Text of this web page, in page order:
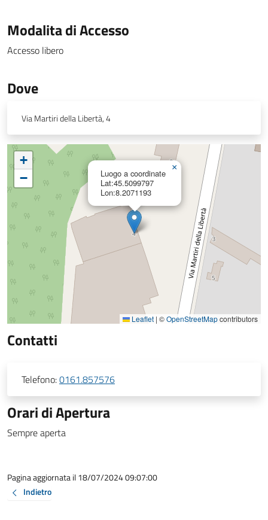
Modalita di Accesso
Accesso libero
Dove
Via Martiri della Libertà, 4
Luogo a coordinate
Lat:45.5099797
Lon:8.2071193
×
+
−
Leaflet | ©OpenStreetMapcontributors
Contatti
Telefono:0161.857576
Orari di Apertura
Sempre aperta
Pagina aggiornata il 18/07/2024 09:07:00
Indietro